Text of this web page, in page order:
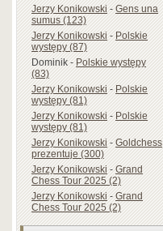
Jerzy Konikowski-Gens una
sumus (123)
Jerzy Konikowski-Polskie
występy (87)
Dominik-Polskie występy
(83)
Jerzy Konikowski-Polskie
występy (81)
Jerzy Konikowski-Polskie
występy (81)
Jerzy Konikowski-Goldchess
prezentuje (300)
Jerzy Konikowski-Grand
Chess Tour 2025 (2)
Jerzy Konikowski-Grand
Chess Tour 2025 (2)